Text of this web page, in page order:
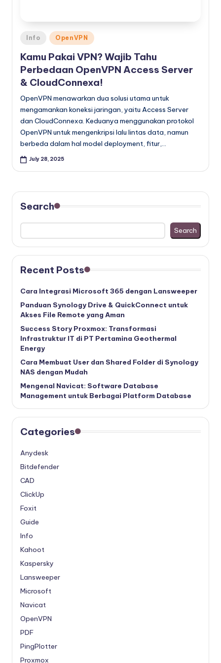
Posted
Info OpenVPN
Kamu Pakai VPN? Wajib Tahu
Perbedaan OpenVPN Access Server
& CloudConnexa!
OpenVPN menawarkan dua solusi utama untuk
mengamankan koneksi jaringan, yaitu Access Server
dan CloudConnexa. Keduanya menggunakan protokol
OpenVPN untuk mengenkripsi lalu lintas data, namun
berbeda dalam hal model deployment, fitur,…
July 28, 2025
Search
Search
Recent Posts
Cara Integrasi Microsoft 365 dengan Lansweeper
Panduan Synology Drive & QuickConnect untuk
Akses File Remote yang Aman
Success Story Proxmox: Transformasi
Infrastruktur IT di PT Pertamina Geothermal
Energy
Cara Membuat User dan Shared Folder di Synology
NAS dengan Mudah
Mengenal Navicat: Software Database
Management untuk Berbagai Platform Database
Categories
Anydesk
Bitdefender
CAD
ClickUp
Foxit
Guide
Info
Kahoot
Kaspersky
Lansweeper
Microsoft
Navicat
OpenVPN
PDF
PingPlotter
Proxmox